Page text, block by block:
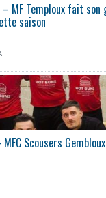
– MF Temploux fait
saison
MFC Scousers